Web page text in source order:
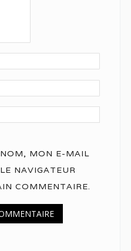
MON E-MAIL
NAVIGATEUR
COMMENTAIRE.